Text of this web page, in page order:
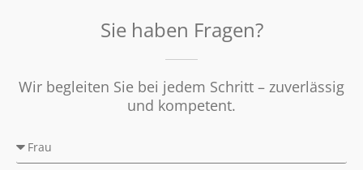
Tipps für PrivatverkäuferSie haben Fragen?
Wir begleiten Sie bei jedem Schritt – zuverlässig
und kompetent.